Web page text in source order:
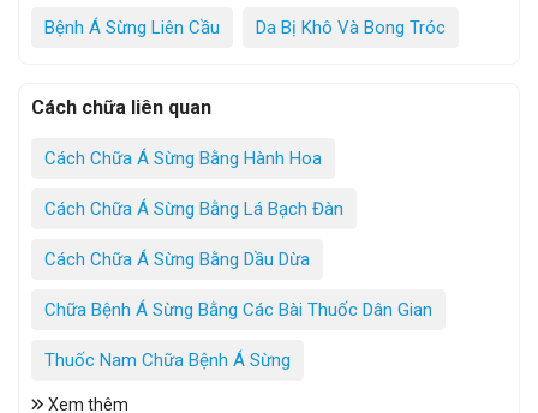
Bệnh Á Sừng Liên Cầu Da Bị Khô Và Bong Tróc
Cách chữa liên quan
Cách Chữa Á Sừng Bằng Hành Hoa
Cách Chữa Á Sừng Bằng Lá Bạch Đàn
Cách Chữa Á Sừng Bằng Dầu Dừa
Chữa Bệnh Á Sừng Bằng Các Bài Thuốc Dân Gian
Thuốc Nam Chữa Bệnh Á Sừng
Xem thêm